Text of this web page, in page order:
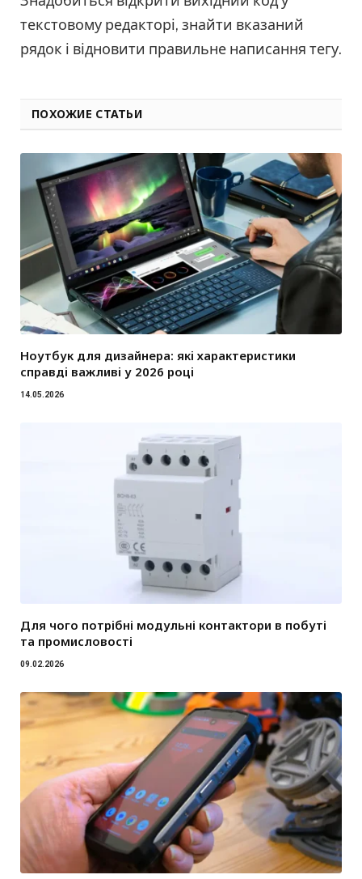
текстовому редакторі, знайти вказаний
рядок і відновити правильне написання тегу.
ПОХОЖИЕ СТАТЬИ
Ноутбук для дизайнера: які характеристики
справді важливі у 2026 році
14.05.2026
Для чого потрібні модульні контактори в побуті
та промисловості
09.02.2026